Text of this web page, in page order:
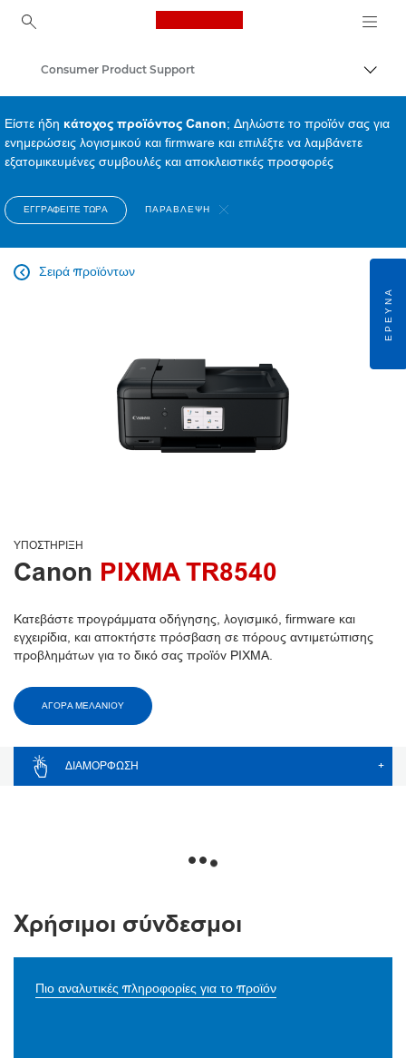
Canon Logo, back to
Consumer Product Support
Είστε ήδη κάτοχος προϊόντος Canon; Δηλώστε το προϊόν σας για
ενημερώσεις λογισμικού και firmware και επιλέξτε να λαμβάνετε
εξατομικευμένες συμβουλές και αποκλειστικές προσφορές
ΕΓΓΡΑΦΕΊΤΕ ΤΏΡΑ ΠΑΡΆΒΛΕΨΗ
Σειρά προϊόντων

ΥΠΟΣΤΉΡΙΞΗ
Canon PIXMA TR8540
Κατεβάστε προγράμματα οδήγησης, λογισμικό, firmware και
εγχειρίδια, και αποκτήστε πρόσβαση σε πόρους αντιμετώπισης
προβλημάτων για το δικό σας προϊόν PIXMA.
ΑΓΟΡΑ ΜΕΛΑΝΙΟΥ
ΔΙΑΜΌΡΦΩΣΗ +
Χρήσιμοι σύνδεσμοι
Πιο αναλυτικές πληροφορίες για το προϊόν
ΈΡΕΥΝΑ